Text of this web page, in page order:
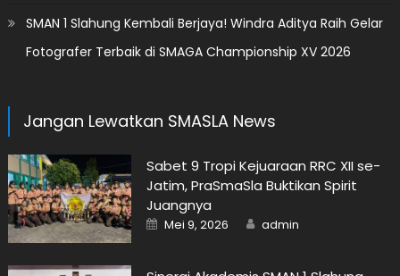
SMAN 1 Slahung Kembali Berjaya! Windra Aditya Raih Gelar
Fotografer Terbaik di SMAGA Championship XV 2026
Jangan Lewatkan SMASLA News
Sabet 9 Tropi Kejuaraan RRC XII se-
Jatim, PraSmaSla Buktikan Spirit
Juangnya
Posted
on
Mei 9, 2026 Author
admin